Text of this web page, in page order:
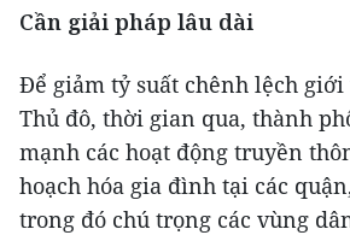
Cần giải pháp lâu dài
Để giảm tỷ suất chênh lệch
Thủ đô, thời gian qua, thành
mạnh các hoạt động truyền
hoạch hóa gia đình tại các
trong đó chú trọng các vùng